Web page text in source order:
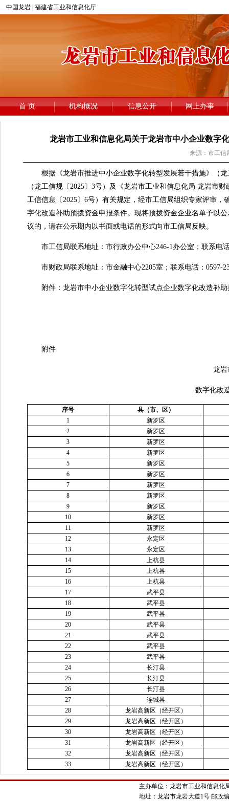
龙岩市工业和信息化局关于龙岩市中小企业数字
来源：市工信
根据《龙岩市推进中小企业数字化转型发展若干措施》（龙
（龙工信规〔2025〕3号）及《龙岩市工业和信息化局 龙岩市
工信信息〔2025〕6号）有关规定，经市工信局组织专家评审
字化改造补助预拨资金申报条件。现将预拨资金企业名单予以
议的，请在公示期内以书面或电话的形式向市工信局反映。
市工信局联系地址：市行政办公中心246-1办公室；联系电话
市财政局联系地址：市金融中心2205室；联系电话：0597-
附件：龙岩市中小企业数字化转型试点企业数字化改造补助
附件
龙岩市
数字化改造
序号
县（市、区）
1
新罗区
2
新罗区
3
新罗区
4
新罗区
5
新罗区
6
新罗区
7
新罗区
8
新罗区
9
新罗区
10
新罗区
11
新罗区
12
永定区
13
永定区
14
上杭县
15
上杭县
16
上杭县
17
武平县
18
武平县
19
武平县
20
武平县
21
武平县
22
武平县
23
武平县
24
长汀县
25
长汀县
26
长汀县
27
连城县
28
龙岩高新区（经开区）
29
龙岩高新区（经开区）
30
龙岩高新区（经开区）
31
龙岩高新区（经开区）
32
龙岩高新区（经开区）
33
龙岩高新区（经开区）